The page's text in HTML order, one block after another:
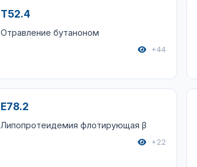
T52.4
Отравление бутаноном
+44
E78.2
Липопротеидемия флотирующая β
+22